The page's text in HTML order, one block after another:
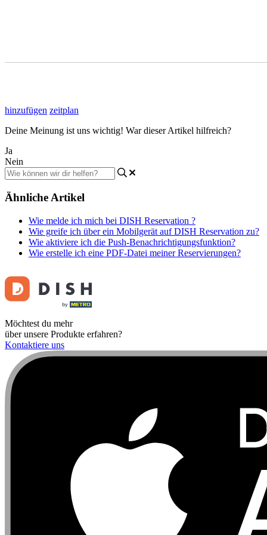
hinzufügen zeitplan
Deine Meinung ist uns wichtig! War dieser Artikel hilfreich?
Ja
Nein
Ähnliche Artikel
Wie melde ich mich bei DISH Reservation ?
Wie greife ich über ein Mobilgerät auf DISH Reservation zu?
Wie aktiviere ich die Push-Benachrichtigungsfunktion?
Wie erstelle ich eine PDF-Datei meiner Reservierungen?
Möchtest du mehr
über unsere Produkte erfahren?
Kontaktiere uns